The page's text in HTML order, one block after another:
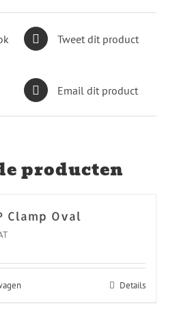
Tweet dit product
Email dit product
producten
Clamp Oval
Details